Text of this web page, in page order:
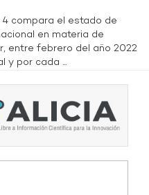
4 compara el estado de
en materia de
entre febrero del año 2022
y por cada ...